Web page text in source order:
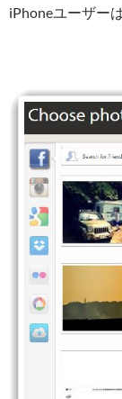
iPhoneユーザー